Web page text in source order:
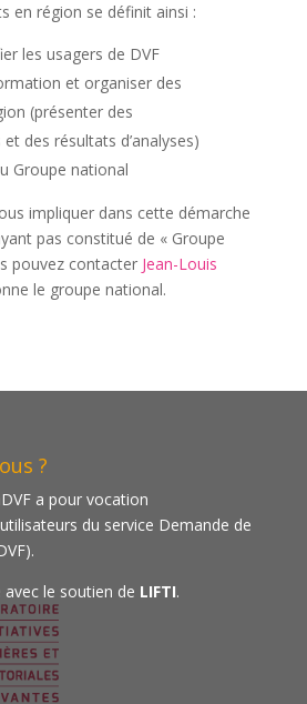
en région se définit ainsi :
les usagers de DVF
et organiser des
(présenter des
des résultats d’analyses)
Groupe national
impliquer dans cette démarche
pas constitué de « Groupe
pouvez contacter Jean-Louis
le groupe national.
?
a pour vocation
du service Demande de
le soutien de LIFTI.